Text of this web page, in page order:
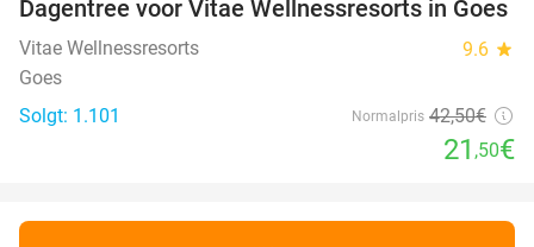
49%
Dagentree voor Vitae Wellnessresorts in Goes
Vitae Wellnessresorts 9.6 star
Goes
Solgt: 1.101
Normalpris 42,50€
21 ,50€